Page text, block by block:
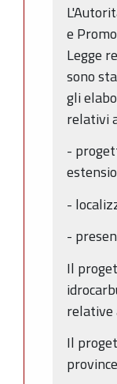
e
Legge
sono
gli
relativi
-
-
-
Il
relative
Il